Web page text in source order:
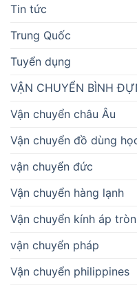
Tin tức
Trung Quốc
Tuyển dụng
VẬN CHUYỂN BÌNH
Vận chuyển châu Âu
Vận chuyển đồ dùng
vận chuyển đức
Vận chuyển hàng lạnh
Vận chuyển kính áp
vận chuyển pháp
Vận chuyển philippines